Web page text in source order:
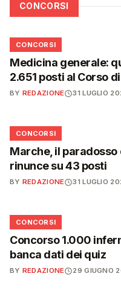
CONCORSI
📋
CONCORSI
Medicina generale:
2.651 posti al Corso
BY REDAZIONE 31 LUGLIO
📋
CONCORSI
Marche, il
rinunce su 43 posti
BY REDAZIONE 31 LUGLIO
📋
CONCORSI
Concorso 1.000
banca dati dei quiz
BY REDAZIONE 29 GIUGNO